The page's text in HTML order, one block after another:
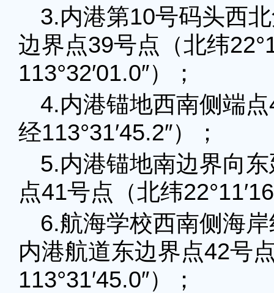
3.内港第10号码头西
边界点39号点（北纬
113°32′01.0″）；
4.内港锚地西南侧端点
经113°31′45.2″）；
5.内港锚地南边界向
点41号点（北纬
6.航海学校西南侧海
内港航道东边界点42号
113°31′45.0″）；